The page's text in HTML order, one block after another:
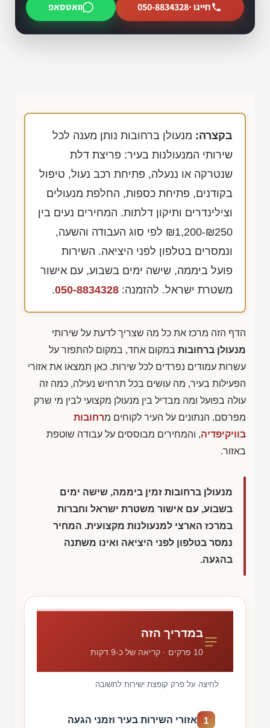
חייגו ·050-8834328 וואטסאפ
בקצרה: מנעולן ברחובות נותן מענה לכל
שירותי המנעולנות בעיר: פריצת דלת
שנטרקה או ננעלה, פתיחת רכב נעול, טיפול
בקודנים, פתיחת כספות, החלפת מנעולים
וצילינדרים ותיקון דלתות. המחירים נעים בין
₪1,200-₪250 לפי סוג העבודה והשעה,
ונמסרים בטלפון לפני היציאה. השירות
פועל ביממה, שישה ימים בשבוע, עם אישור
משטרת ישראל. להזמנה: 050-8834328
.
הדף הזה מרכז את כל מה שצריך לדעת על שירותי
מנעולן ברחובות במקום אחד, במקום להתפזר על
עשרות עמודים נפרדים לכל שירות. כאן תמצאו את אזורי
הפעילות בעיר, מה עושים בכל תרחיש נעילה, כמה זה
עולה בפועל ומה מבדיל בין מנעולן מקצועי לבין מי שרק
מפרסם. הנתונים על העיר לקוחים מרחובות
בוויקיפדיה, והמחירים מבוססים על עבודה שוטפת
באזור.
מנעולן ברחובות זמין ביממה, שישה ימים
בשבוע, עם אישור משטרת ישראל וחברות
במרכז הארצי למנעולנות מקצועית. המחיר
נמסר בטלפון לפני היציאה ואינו משתנה
בהגעה.
במדריך הזה
10 פרקים · קריאה של כ-9 דקות
לחיצה על פרק קופצת ישירות לתשובה
1 אזורי השירות בעיר וזמני הגעה